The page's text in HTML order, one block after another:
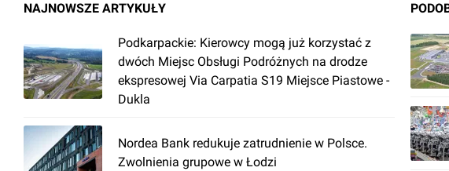
NAJNOWSZE ARTYKUŁY
Podkarpackie: Kierowcy mogą już korzystać z
dwóch Miejsc Obsługi Podróżnych na drodze
ekspresowej Via Carpatia S19 Miejsce Piastowe -
Dukla
Nordea Bank redukuje zatrudnienie w Polsce.
Zwolnienia grupowe w Łodzi